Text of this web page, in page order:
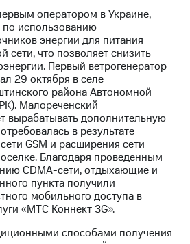
оператором в Украине,
использованию
энергии для питания
сети, что позволяет снизить
Первый ветрогенератор
29 октября в селе
района Автономной
Малореченский
вырабатывать дополнительную
в результате
GSM и расширения сети
Благодаря проведенным
CDMA-сети, отдыхающие и
пункта получили
мобильного доступа в
«МТС Коннект 3G».
способами получения